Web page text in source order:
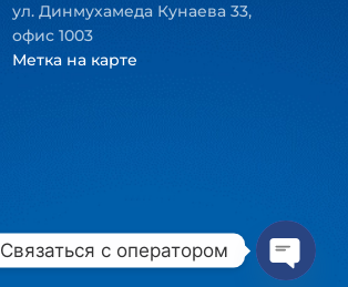
ул. Динмухамеда Кунаева 33,
офис 1003
Метка на карте
Связаться с оператором